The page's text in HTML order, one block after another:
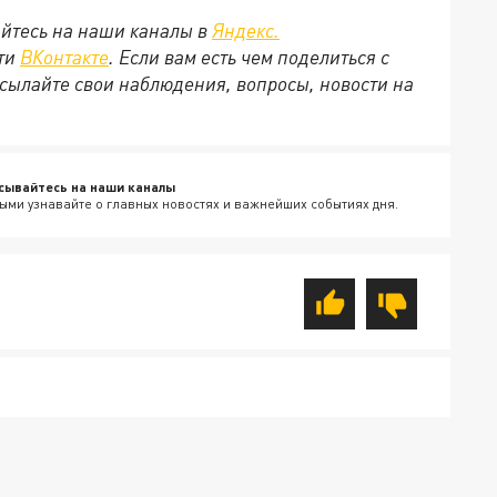
на наши каналы вЯндекс.
ВКонтакте. Если вам есть чем поделиться с
свои наблюдения, вопросы, новости на
на наши каналы
узнавайте о главных новостях и важнейших событиях дня.